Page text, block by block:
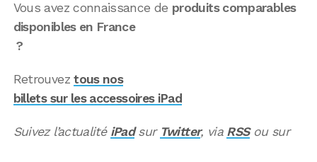
Vous avez connaissance de produits comparables
disponibles en France
?
Retrouveztous nos
billets sur les accessoires iPad
Suivez l’actualité iPadsur Twitter, via RSSou sur